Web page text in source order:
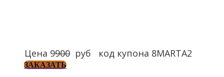
Цена 9900 руб код купона 8MARTA2
ЗАКАЗАТЬ